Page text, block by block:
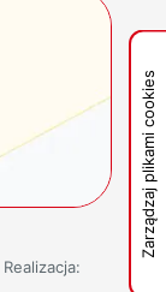
| Realizacja:
Zarządzaj plikami cookies